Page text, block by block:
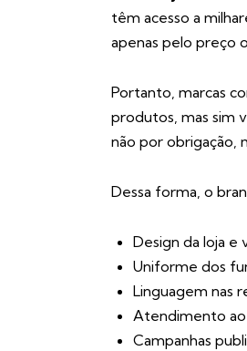
têm acesso a
apenas pelo preço
Portanto, marcas
produtos, mas sim
não por obrigação,
Dessa forma, o
Design da loja e
Uniforme dos
Linguagem nas
Atendimento
Campanhas